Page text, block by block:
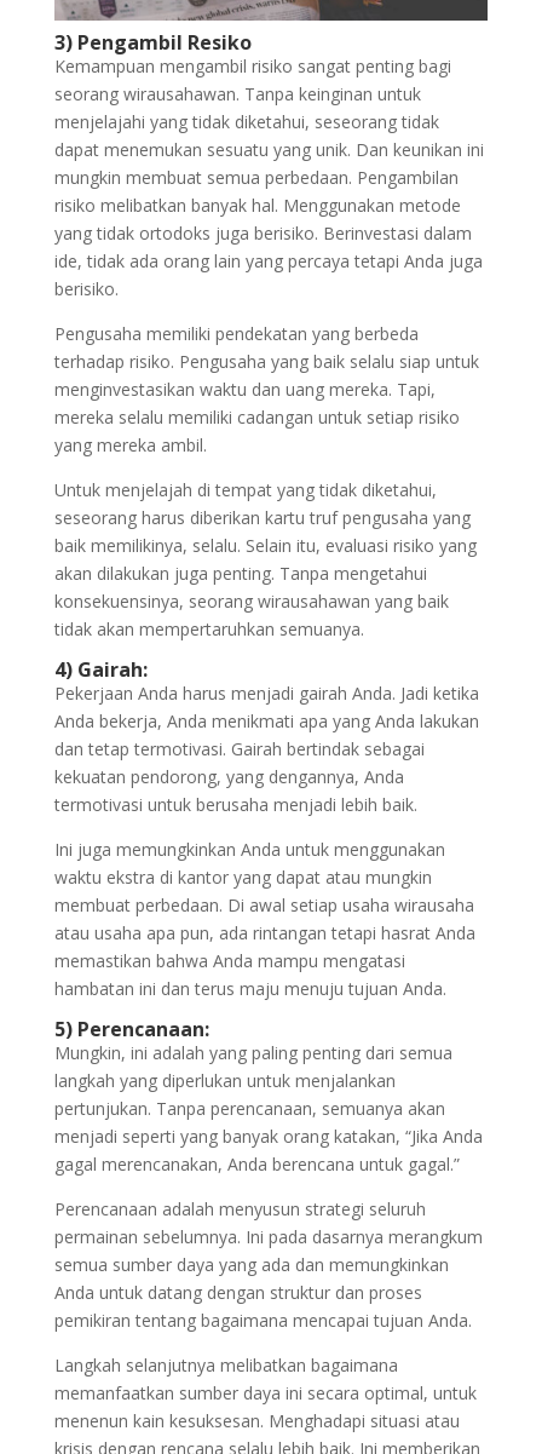
3) Pengambil Resiko
Kemampuan mengambil risiko sangat penting bagi
seorang wirausahawan. Tanpa keinginan untuk
menjelajahi yang tidak diketahui, seseorang tidak
dapat menemukan sesuatu yang unik. Dan keunikan ini
mungkin membuat semua perbedaan. Pengambilan
risiko melibatkan banyak hal. Menggunakan metode
yang tidak ortodoks juga berisiko. Berinvestasi dalam
ide, tidak ada orang lain yang percaya tetapi Anda juga
berisiko.
Pengusaha memiliki pendekatan yang berbeda
terhadap risiko. Pengusaha yang baik selalu siap untuk
menginvestasikan waktu dan uang mereka. Tapi,
mereka selalu memiliki cadangan untuk setiap risiko
yang mereka ambil.
Untuk menjelajah di tempat yang tidak diketahui,
seseorang harus diberikan kartu truf pengusaha yang
baik memilikinya, selalu. Selain itu, evaluasi risiko yang
akan dilakukan juga penting. Tanpa mengetahui
konsekuensinya, seorang wirausahawan yang baik
tidak akan mempertaruhkan semuanya.
4) Gairah:
Pekerjaan Anda harus menjadi gairah Anda. Jadi ketika
Anda bekerja, Anda menikmati apa yang Anda lakukan
dan tetap termotivasi. Gairah bertindak sebagai
kekuatan pendorong, yang dengannya, Anda
termotivasi untuk berusaha menjadi lebih baik.
Ini juga memungkinkan Anda untuk menggunakan
waktu ekstra di kantor yang dapat atau mungkin
membuat perbedaan. Di awal setiap usaha wirausaha
atau usaha apa pun, ada rintangan tetapi hasrat Anda
memastikan bahwa Anda mampu mengatasi
hambatan ini dan terus maju menuju tujuan Anda.
5) Perencanaan:
Mungkin, ini adalah yang paling penting dari semua
langkah yang diperlukan untuk menjalankan
pertunjukan. Tanpa perencanaan, semuanya akan
menjadi seperti yang banyak orang katakan, “Jika Anda
gagal merencanakan, Anda berencana untuk gagal.”
Perencanaan adalah menyusun strategi seluruh
permainan sebelumnya. Ini pada dasarnya merangkum
semua sumber daya yang ada dan memungkinkan
Anda untuk datang dengan struktur dan proses
pemikiran tentang bagaimana mencapai tujuan Anda.
Langkah selanjutnya melibatkan bagaimana
memanfaatkan sumber daya ini secara optimal, untuk
menenun kain kesuksesan. Menghadapi situasi atau
krisis dengan rencana selalu lebih baik. Ini memberikan